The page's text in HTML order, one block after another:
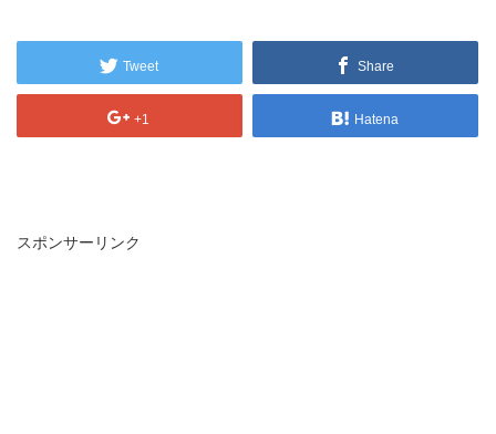
Tweet Share
+1 Hatena
スポンサーリンク